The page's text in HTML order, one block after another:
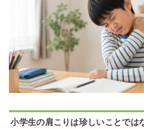
小学生の肩こりは珍しいことでは